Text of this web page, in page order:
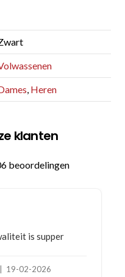
, Heren
klanten
beoordelingen
is supper
19-02-2026